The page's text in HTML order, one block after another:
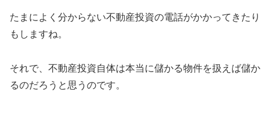
たまによく分からない不動産投資の電話がかかってきたり
もしますね。
それで、不動産投資自体は本当に儲かる物件を扱えば儲か
るのだろうと思うのです。